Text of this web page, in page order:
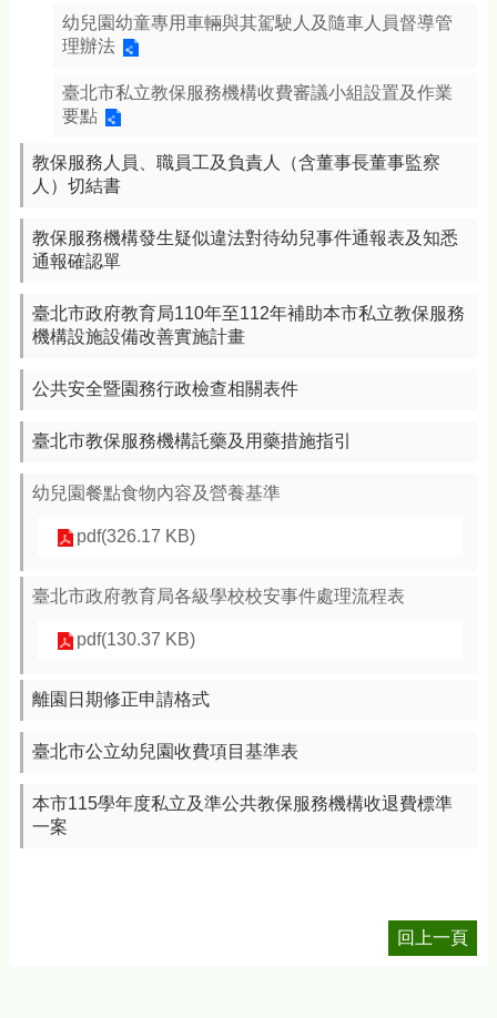
幼兒園幼童專用車輛與其駕駛人及隨車人員督導管
理辦法
臺北市私立教保服務機構收費審議小組設置及作業
要點
教保服務人員、職員工及負責人（含董事長董事監察
人）切結書
教保服務機構發生疑似違法對待幼兒事件通報表及知悉
通報確認單
臺北市政府教育局110年至112年補助本市私立教保服務
機構設施設備改善實施計畫
公共安全暨園務行政檢查相關表件
臺北市教保服務機構託藥及用藥措施指引
幼兒園餐點食物內容及營養基準
pdf(326.17 KB)
臺北市政府教育局各級學校校安事件處理流程表
pdf(130.37 KB)
離園日期修正申請格式
臺北市公立幼兒園收費項目基準表
本市115學年度私立及準公共教保服務機構收退費標準
一案
回上一頁